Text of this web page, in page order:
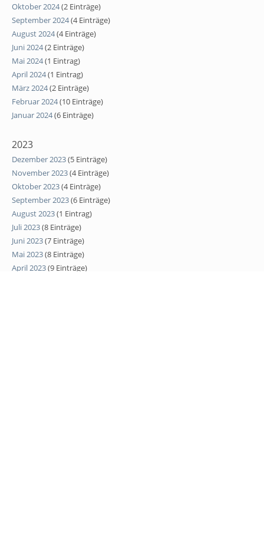
Oktober 2024(2 Einträge)
September 2024(4 Einträge)
August 2024(4 Einträge)
Juni 2024(2 Einträge)
Mai 2024(1 Eintrag)
April 2024(1 Eintrag)
März 2024(2 Einträge)
Februar 2024(10 Einträge)
Januar 2024(6 Einträge)
2023
Dezember 2023(5 Einträge)
November 2023(4 Einträge)
Oktober 2023(4 Einträge)
September 2023(6 Einträge)
August 2023(1 Eintrag)
Juli 2023(8 Einträge)
Juni 2023(7 Einträge)
Mai 2023(8 Einträge)
April 2023(9 Einträge)